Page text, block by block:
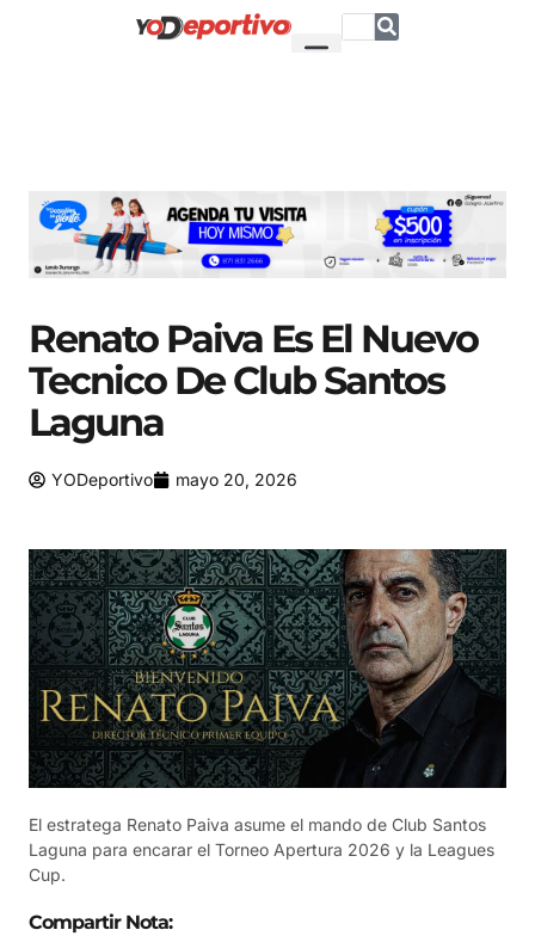
Renato Paiva Es El Nuevo
Tecnico De Club Santos
Laguna
YODeportivo mayo 20, 2026
El estratega Renato Paiva asume el mando de Club Santos
Laguna para encarar el Torneo Apertura 2026 y la Leagues
Cup.
Compartir Nota: